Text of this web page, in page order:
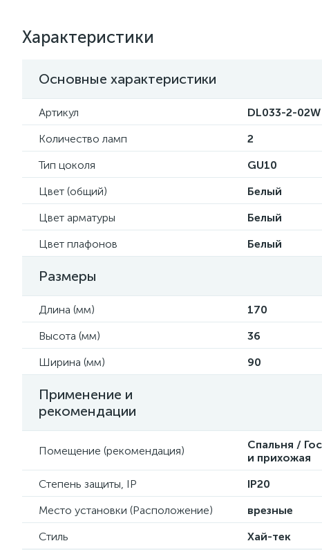
Характеристики
Основные характеристики
Артикул
DL033-2-02W
Количество ламп
2
Тип цоколя
GU10
Цвет (общий)
Белый
Цвет арматуры
Белый
Цвет плафонов
Белый
Размеры
Длина (мм)
170
Высота (мм)
36
Ширина (мм)
90
Применение и
рекомендации
Помещение (рекомендация)
Спальня /
и прихожая
Степень защиты, IP
IP20
Место установки (Расположение)
врезные
Стиль
Хай-тек